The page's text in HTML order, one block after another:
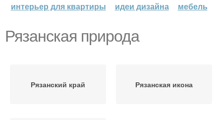
интерьер для квартиры
идеи дизайна мебель
Рязанская природа
Рязанский край Рязанская икона